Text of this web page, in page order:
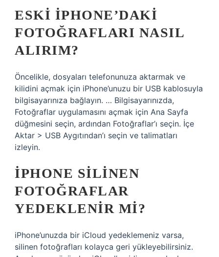
ESKI IPHONE’DAKI
FOTOĞRAFLARI NASIL
ALIRIM?
Öncelikle, dosyaları telefonunuza aktarmak ve
kilidini açmak için iPhone’unuzu bir USB kablosuyla
bilgisayarınıza bağlayın. … Bilgisayarınızda,
Fotoğraflar uygulamasını açmak için Ana Sayfa
düğmesini seçin, ardından Fotoğraflar’ı seçin. İçe
Aktar > USB Aygıtından’ı seçin ve talimatları
izleyin.
IPHONE SILINEN
FOTOĞRAFLAR
YEDEKLENIR MI?
iPhone’unuzda bir iCloud yedeklemeniz varsa,
silinen fotoğrafları kolayca geri yükleyebilirsiniz.